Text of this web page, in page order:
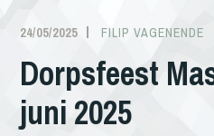
MASSEMEN
24/05/2025 FILIP VAGENENDE
Dorpsfeest
juni 2025